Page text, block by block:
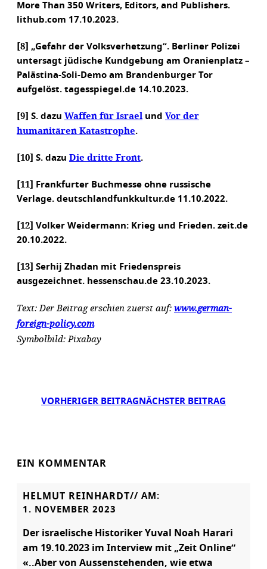
More Than 350 Writers, Editors, and Publishers.
lithub.com 17.10.2023.
[8] „Gefahr der Volksverhetzung“. Berliner Polizei
untersagt jüdische Kundgebung am Oranienplatz –
Palästina-Soli-Demo am Brandenburger Tor
aufgelöst. tagesspiegel.de 14.10.2023.
[9] S. dazu Waffen für Israel und Vor der
humanitären Katastrophe.
[10] S. dazu Die dritte Front.
[11] Frankfurter Buchmesse ohne russische
Verlage. deutschlandfunkkultur.de 11.10.2022.
[12] Volker Weidermann: Krieg und Frieden. zeit.de
20.10.2022.
[13] Serhij Zhadan mit Friedenspreis
ausgezeichnet. hessenschau.de 23.10.2023.
Text: Der Beitrag erschien zuerst auf: www.german-
foreign-policy.com
Symbolbild: Pixabay
VORHERIGER BEITRAG NÄCHSTER BEITRAG
EIN KOMMENTAR
HELMUT REINHARDT// AM:
1. NOVEMBER 2023
Der israelische Historiker Yuval Noah Harari
am 19.10.2023 im Interview mit „Zeit Online“
«..Aber von Aussenstehenden, wie etwa